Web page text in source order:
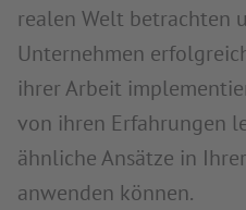
realen Welt betrachten
Unternehmen
ihrer Arbeit
von ihren Erfahrungen
ähnliche Ansätze in
anwenden können.